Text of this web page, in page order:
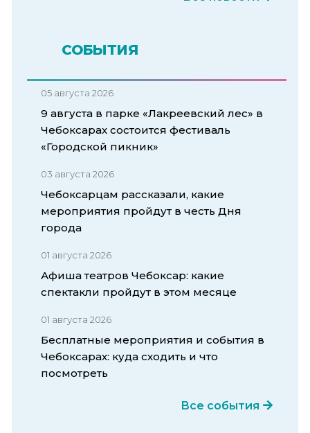
СОБЫТИЯ
05 августа 2026
9 августа в парке «Лакреевский лес» в
Чебоксарах состоится фестиваль
«Городской пикник»
03 августа 2026
Чебоксарцам рассказали, какие
мероприятия пройдут в честь Дня
города
01 августа 2026
Афиша театров Чебоксар: какие
спектакли пройдут в этом месяце
01 августа 2026
Бесплатные мероприятия и события в
Чебоксарах: куда сходить и что
посмотреть
Все события